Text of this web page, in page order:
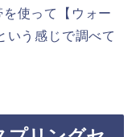
使って【ウォー
いう感じで調べて